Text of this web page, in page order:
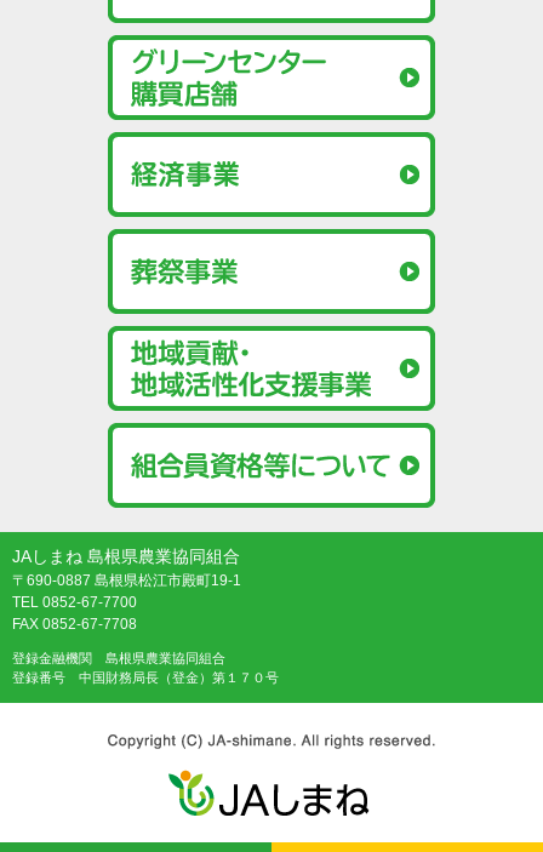
JAしまね 島根県農業協同組合
〒690-0887 島根県松江市殿町19-1
TEL 0852-67-7700
FAX 0852-67-7708
登録金融機関 島根県農業協同組合
登録番号 中国財務局長（登金）第１７０号